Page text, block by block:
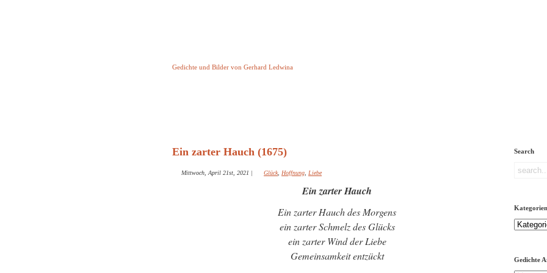
Gedichte und Bilder von Gerhard Ledwina
Ein zarter Hauch (1675)
Mittwoch, April 21st, 2021 | Glück, Hoffnung Liebe
Ein zarter Hauch
Ein zarter Hauch des Morgens
ein zarter Schmelz des Glücks
ein zarter Wind der Liebe
Gemeinsamkeit entzückt
Search
Kategorien
Kategorien
Gedichte